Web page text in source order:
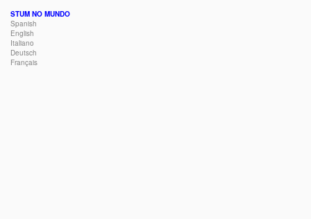
STUM NO MUNDO
Spanish
English
Italiano
Deutsch
Français